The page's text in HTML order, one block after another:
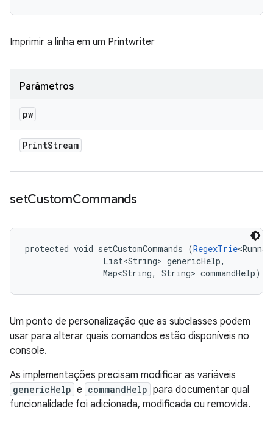
Imprimir a linha em um Printwriter
Parâmetros
pw
PrintStream
setCustomCommands
protected void setCustomCommands (RegexTrie
                List<String> genericHelp,
                Map<String, String> commandHelp)
Um ponto de personalização que as subclasses podem
usar para alterar quais comandos estão disponíveis no
console.
As implementações precisam modificar as variáveis
genericHelp e commandHelp para documentar qual
funcionalidade foi adicionada, modificada ou removida.